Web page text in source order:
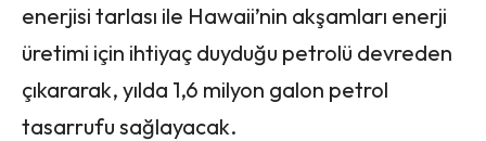
enerjisi tarlası ile Hawaii’nin akşamları enerji
üretimi için ihtiyaç duyduğu petrolü devreden
çıkararak, yılda 1,6 milyon galon petrol
tasarrufu sağlayacak.